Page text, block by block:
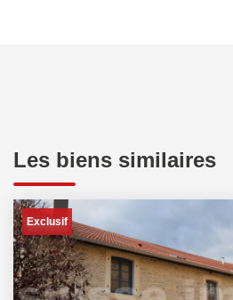
Les biens similaires
Exclusif